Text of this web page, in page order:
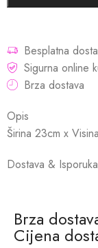
Besplatna
Sigurna online
Brza dostava
Opis
Širina 23cm x
Dostava & Isporuka
Brza
Cijena